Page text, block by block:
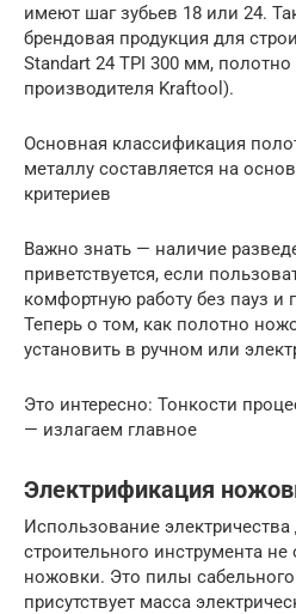
имеют шаг зубьев 18 или 24.
брендовая продукция для
Standart 24 TPI 300 мм, полотно
производителя Kraftool).
Основная классификация
металлу составляется на
критериев
Важно знать — наличие
приветствуется, если
комфортную работу без пауз и
Теперь о том, как полотно
установить в ручном или
Это интересно: Тонкости
— излагаем главное
Электрификация
Использование
строительного инструмента
ножовки. Это пилы
присутствует масса